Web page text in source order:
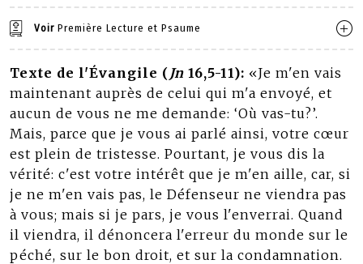
Voir Première Lecture et Psaume
Texte de l'Évangile ( Jn 16,5-11): «Je m'en vais
maintenant auprès de celui qui m'a envoyé, et
aucun de vous ne me demande: ‘Où vas-tu?’.
Mais, parce que je vous ai parlé ainsi, votre cœur
est plein de tristesse. Pourtant, je vous dis la
vérité: c'est votre intérêt que je m'en aille, car, si
je ne m'en vais pas, le Défenseur ne viendra pas
à vous; mais si je pars, je vous l'enverrai. Quand
il viendra, il dénoncera l'erreur du monde sur le
péché, sur le bon droit, et sur la condamnation.